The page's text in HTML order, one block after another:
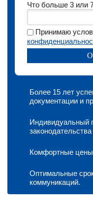
Что больше 3 или
Принимаю
Более 15 лет
документации и
Индивидуальный
Комфортные цены
Оптимальные
коммуникаций.